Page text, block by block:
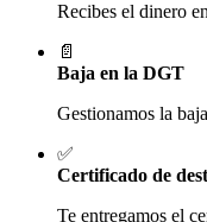
Recibes el dinero
📄
Baja en la DGT
Gestionamos la
✅
Certificado de
Te entregamos el